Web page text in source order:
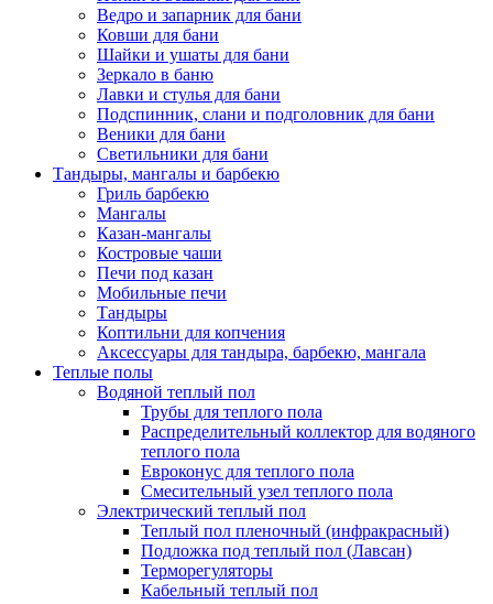
Ведро и запарник для бани
Ковши для бани
Шайки и ушаты для бани
Зеркало в баню
Лавки и стулья для бани
Подспинник, слани и подголовник для бани
Веники для бани
Светильники для бани
Тандыры, мангалы и барбекю
Гриль барбекю
Мангалы
Казан-мангалы
Костровые чаши
Печи под казан
Мобильные печи
Тандыры
Коптильни для копчения
Аксессуары для тандыра, барбекю, мангала
Теплые полы
Водяной теплый пол
Трубы для теплого пола
Распределительный коллектор для водяного
теплого пола
Евроконус для теплого пола
Смесительный узел теплого пола
Электрический теплый пол
Теплый пол пленочный (инфракрасный)
Подложка под теплый пол (Лавсан)
Терморегуляторы
Кабельный теплый пол